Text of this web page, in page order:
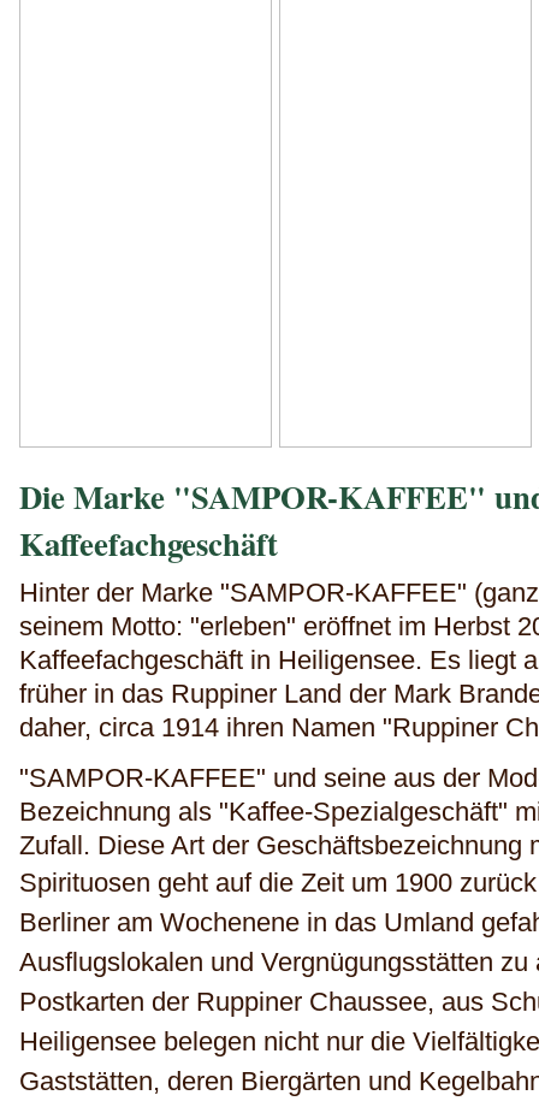
Die Marke "SAMPOR-KAFFEE"
Kaffeefachgeschäft
Hinter der Marke "SAMPOR-KAFFEE"
seinem Motto: "erleben" eröffnet im Herbst
Kaffeefachgeschäft in Heiligensee. Es liegt
früher in das Ruppiner Land der Mark
daher, circa 1914 ihren Namen "Ruppiner
"SAMPOR-KAFFEE" und seine aus der
Bezeichnung als "Kaffee-Spezialgeschäft"
Zufall. Diese Art der Geschäftsbezeichnung
Spirituosen geht auf die Zeit um 1900
Berliner am Wochenene in das Umland
Ausflugslokalen und Vergnügungsstätten
Postkarten der Ruppiner Chaussee, aus
Heiligensee belegen nicht nur die
Gaststätten, deren Biergärten und